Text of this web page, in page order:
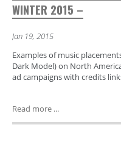
WINTER 2015 –
Jan 19, 2015
Examples of music
Dark Model) on North
ad campaigns with credits
Read more ...